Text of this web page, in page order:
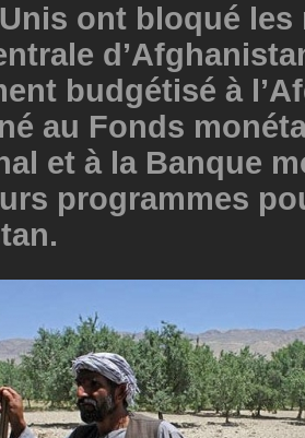
ont bloqué les
budgétisé à
au Fonds
et à la Banque
programmes